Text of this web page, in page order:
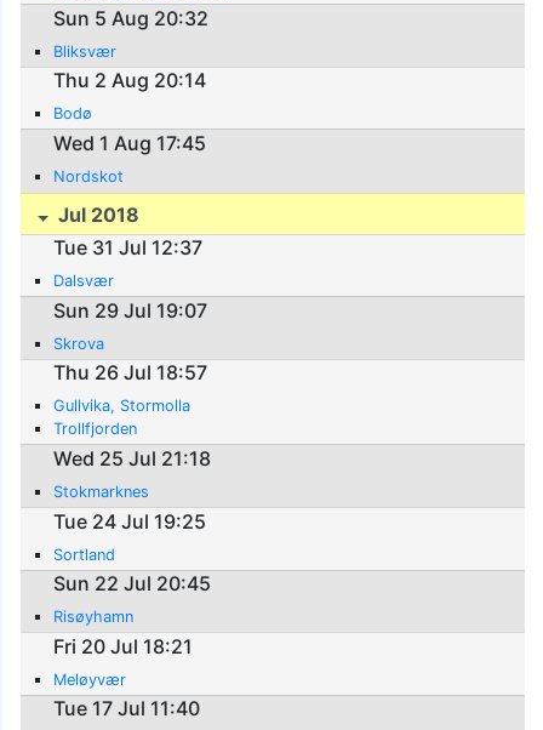
Sun 5 Aug 20:32
Bliksvær
Thu 2 Aug 20:14
Bodø
Wed 1 Aug 17:45
Nordskot
Jul 2018
Tue 31 Jul 12:37
Dalsvær
Sun 29 Jul 19:07
Skrova
Thu 26 Jul 18:57
Gullvika, Stormolla
Trollfjorden
Wed 25 Jul 21:18
Stokmarknes
Tue 24 Jul 19:25
Sortland
Sun 22 Jul 20:45
Risøyhamn
Fri 20 Jul 18:21
Meløyvær
Tue 17 Jul 11:40